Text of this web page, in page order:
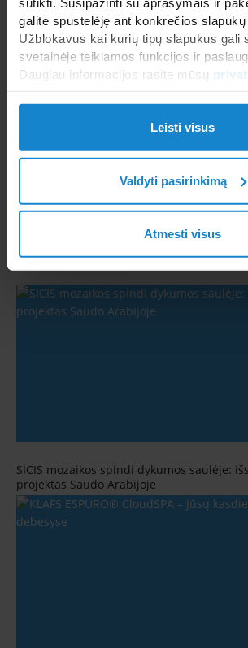
galite spustelėję ant konkrečios slapukų
Užblokavus kai kurių tipų slapukus gali
svetainėje teikiamos funkcijos ir
Daugiau informacijos rasite mūsų
Leisti visus
Valdyti pasirinkimą
Atmesti visus
Susisiekite su
tel. +370 699 18403
[contact-form-7 404 "Not
Naujienos:
SICIS mozaikos spindi dykumos saulėje:
projektas Saudo Arabijoje